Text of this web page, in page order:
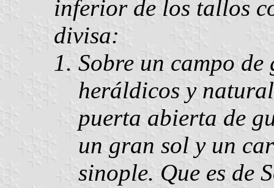
inferior de los tallos
divisa:
Sobre un campo de
heráldicos y
puerta abierta de
un gran sol y un
sinople. Que es de